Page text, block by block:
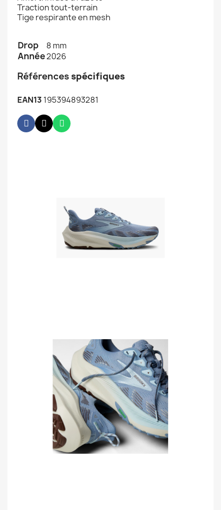
Traction tout-terrain
Tige respirante en mesh
Drop 8 mm
Année2026
Références spécifiques
EAN13 195394893281